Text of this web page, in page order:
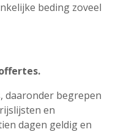
beding zoveel
daaronder begrepen
en
dagen geldig en